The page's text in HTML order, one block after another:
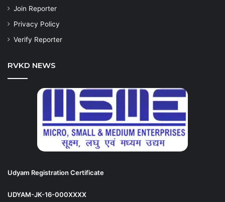
Join Reporter
Privacy Policy
Verify Reporter
RVKD NEWS
Udyam Registration Certificate
UDYAM-JK-16-000XXXX